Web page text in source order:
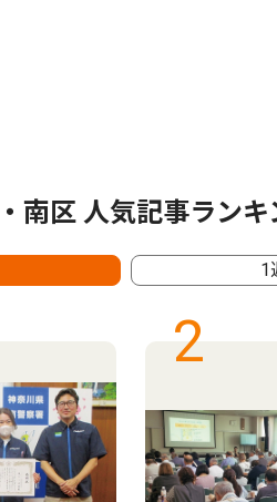
南区 人気記事ランキ
1
2